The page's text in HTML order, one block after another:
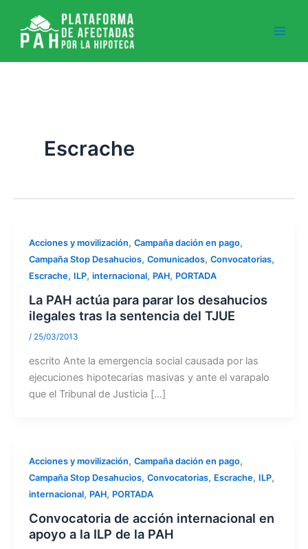
contenido
Escrache
Acciones y movilización, Campaña dación en pago,
Campaña Stop Desahucios, Comunicados, Convocatorias,
Escrache, ILP, internacional, PAH, PORTADA
La PAH actúa para parar los desahucios
ilegales tras la sentencia del TJUE
/ 25/03/2013
escrito Ante la emergencia social causada por las
ejecuciones hipotecarias masivas y ante el varapalo
que el Tribunal de Justicia […]
Acciones y movilización, Campaña dación en pago,
Campaña Stop Desahucios, Convocatorias, Escrache, ILP,
internacional, PAH, PORTADA
Convocatoria de acción internacional en
apoyo a la ILP de la PAH